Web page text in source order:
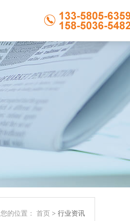
您的位置： 首页 > 行业资讯